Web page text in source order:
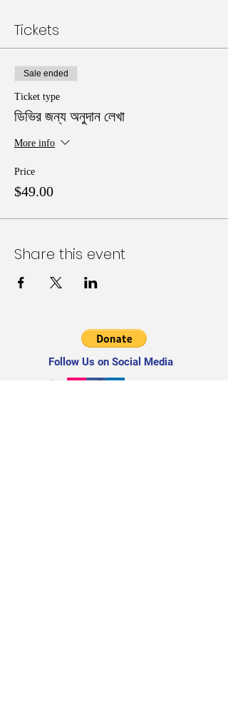
Tickets
Sale ended
Ticket type
ডিভির জন্য অনুদান লেখা
More info
Price
$49.00
Share this event
Follow Us on Social Media